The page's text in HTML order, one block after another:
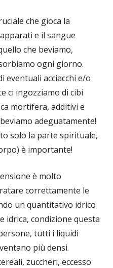
che gioca la
e il sangue
che beviamo,
ogni giorno.
eventuali acciacchi e/o
ci ingozziamo di cibi
mortifera, additivi e
adeguatamente!
solo la parte spirituale,
è importante!
è molto
correttamente le
un quantitativo idrico
idrica, condizione questa
tutti i liquidi
più densi.
zuccheri, eccesso